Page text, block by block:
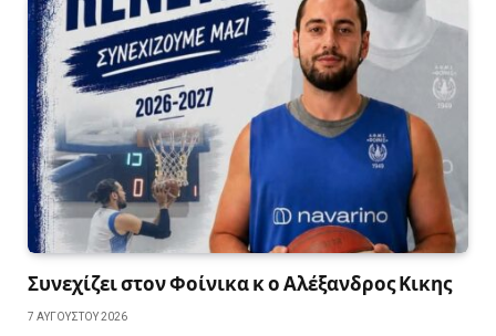
Συνεχίζει στον Φοίνικα κ ο Αλέξανδρος Κικης
7 ΑΥΓΟΎΣΤΟΥ 2026